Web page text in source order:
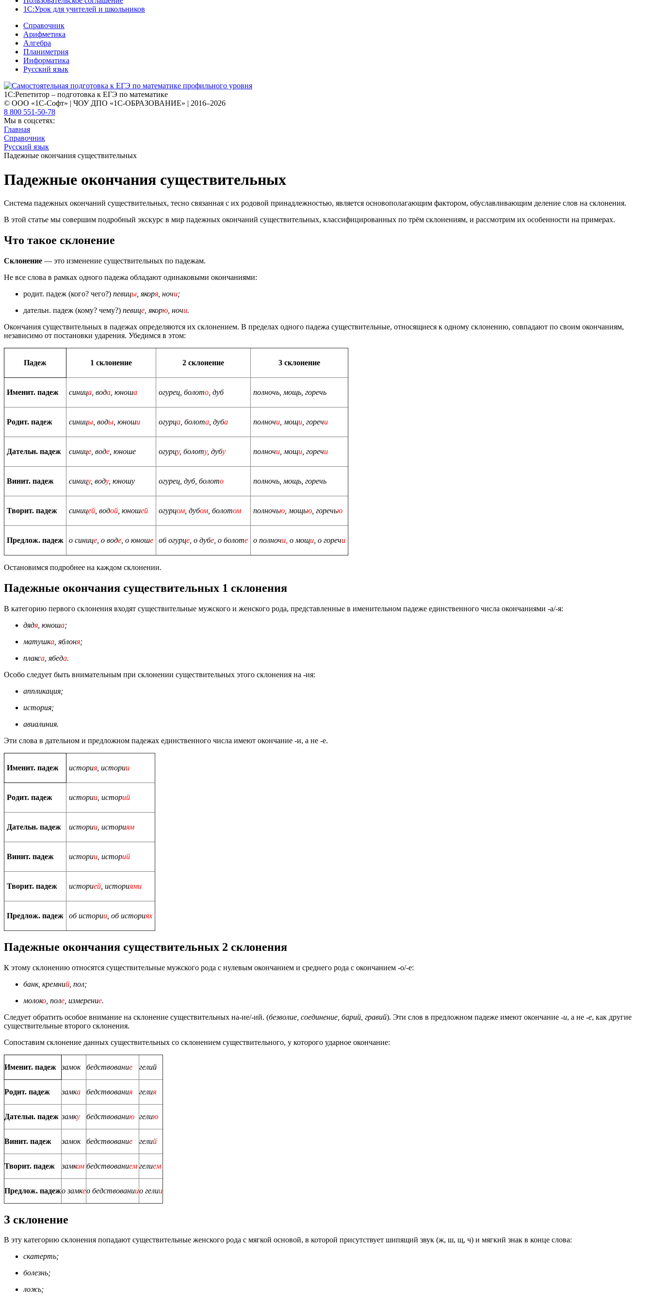
1С:Урок для учителей и школьников
Справочник
Арифметика
Алгебра
Планиметрия
Информатика
Русский язык
1С:Репетитор – подготовка к ЕГЭ по математике
© ООО «1С-Софт» | ЧОУ ДПО «1С-ОБРАЗОВАНИЕ» | 2016–2026
8 800 551-50-78
Мы в соцсетях:
Главная
Справочник
Русский язык
Падежные окончания существительных
Падежные окончания существительных
Система падежных окончаний существительных, тесно связанная с их родовой принадлежностью, является основополагающим фактором, обуславливающим деление слов на склонения.
В этой статье мы совершим подробный экскурс в мир падежных окончаний существительных, классифицированных по трём склонениям, и рассмотрим их особенности на примерах.
Что такое склонение
Склонение — это изменение существительных по падежам.
Не все слова в рамках одного падежа обладают одинаковыми окончаниями:
родит. падеж (кого? чего?) певицы , якоря , ночи;
дательн. падеж (кому? чему?) певице , якорю , ночи.
Окончания существительных в падежах определяются их склонением. В пределах одного падежа существительные, относящиеся к одному склонению, совпадают по своим окончаниям,
независимо от постановки ударения. Убедимся в этом:
Падеж 1 склонение 2 склонение 3 склонение
Именит. падеж синица , вода , юноша огурец, болото , дуб полночь, мощь, горечь
Родит. падеж синицы , воды , юноши огурца , болота , дуба полночи , мощи , горечи
Дательн. падеж синице , воде , юноше огурцу, болоту, дубу полночи , мощи , горечи
Винит. падеж синицу, воду, юношу огурец, дуб, болото полночь, мощь, горечь
Творит. падеж синицей , водой , юношей огурцом , дубом , болотом полночью , мощью , горечью
Предлож. падеж о синице , о воде , о юноше об огурце , о дубе , о болоте о полночи, о мощи , о горечи
Остановимся подробнее на каждом склонении.
Падежные окончания существительных 1 склонения
В категорию первого склонения входят существительные мужского и женского рода, представленные в именительном падеже единственного числа окончаниями -а/-я:
дядя , юноша;
матушка , яблоня;
плакса , ябеда.
Особо следует быть внимательным при склонении существительных этого склонения на -ия:
аппликация;
история;
авиалиния.
Эти слова в дательном и предложном падежах единственного числа имеют окончание -и, а не -е.
Именит. падеж история , истории
Родит. падеж истории , историй
Дательн. падеж истории , историям
Винит. падеж истории , историй
Творит. падеж историей , историями
Предлож. падеж об истории , об историях
Падежные окончания существительных 2 склонения
К этому склонению относятся существительные мужского рода с нулевым окончанием и среднего рода с окончанием -о/-е:
банк, кремний , пол;
молоко , поле , измерение.
Следует обратить особое внимание на склонение существительных на-ие/-ий. (безволие, соединение, барий, гравий). Эти слов в предложном падеже имеют окончание -и, а не -е, как другие
существительные второго склонения.
Сопоставим склонение данных существительных со склонением существительного, у которого ударное окончание:
Именит. падеж замок бедствование гелий
Родит. падеж замка бедствования гелия
Дательн. падеж замку бедствованию гелию
Винит. падеж замок бедствование гелий
Творит. падеж замком бедствованием гелием
Предлож. падежо замкео бедствованиио гелии
З склонение
В эту категорию склонения попадают существительные женского рода с мягкой основой, в которой присутствует шипящий звук (ж, ш, щ, ч) и мягкий знак в конце слова:
скатерть;
болезнь;
ложь;